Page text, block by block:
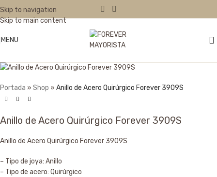
Skip to navigation
Skip to main content
MENU
Sold out
Portada » Shop » Anillo de Acero Quirúrgico Forever 3909S
Anillo de Acero Quirúrgico Forever 3909S
Anillo de Acero Quirúrgico Forever 3909S
– Tipo de joya: Anillo
– Tipo de acero: Quirúrgico